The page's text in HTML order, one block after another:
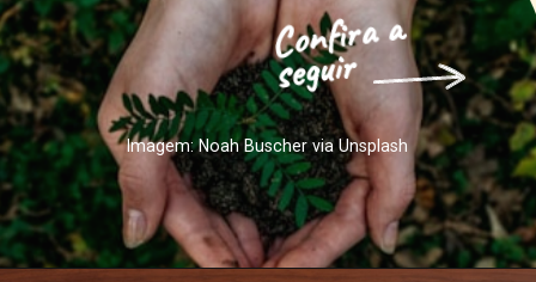
Confira a
seguir
Imagem: Noah Buscher via Unsplash